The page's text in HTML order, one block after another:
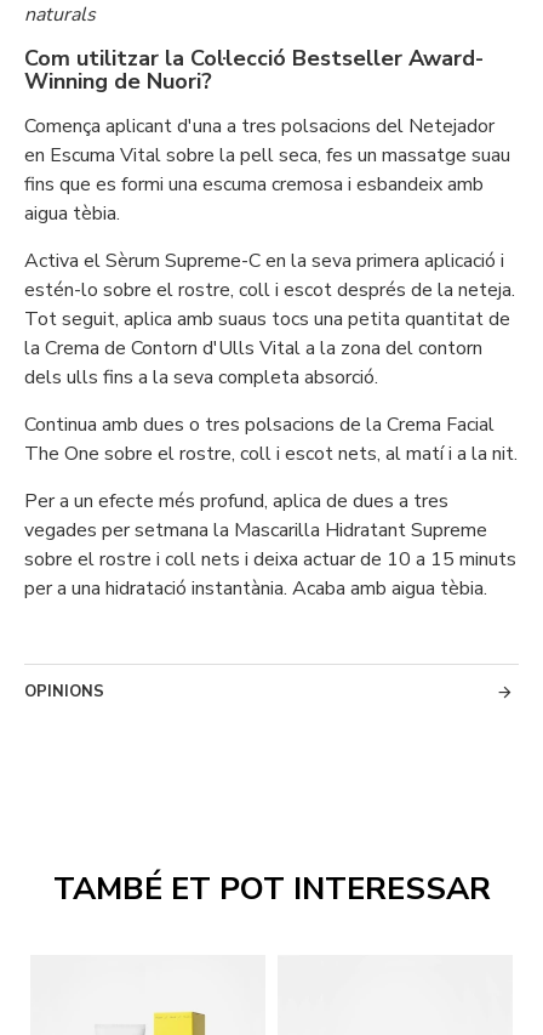
TAMBÉ ET POT INTERESSAR
naturals
Com utilitzar la Col·lecció Bestseller Award-
Winning de Nuori?
Comença aplicant d'una a tres polsacions del Netejador
en Escuma Vital sobre la pell seca, fes un massatge suau
fins que es formi una escuma cremosa i esbandeix amb
aigua tèbia.
Activa el Sèrum Supreme-C en la seva primera aplicació i
estén-lo sobre el rostre, coll i escot després de la neteja.
Tot seguit, aplica amb suaus tocs una petita quantitat de
la Crema de Contorn d'Ulls Vital a la zona del contorn
dels ulls fins a la seva completa absorció.
Continua amb dues o tres polsacions de la Crema Facial
The One sobre el rostre, coll i escot nets, al matí i a la nit.
Per a un efecte més profund, aplica de dues a tres
vegades per setmana la Mascarilla Hidratant Supreme
sobre el rostre i coll nets i deixa actuar de 10 a 15 minuts
per a una hidratació instantània. Acaba amb aigua tèbia.
OPINIONS